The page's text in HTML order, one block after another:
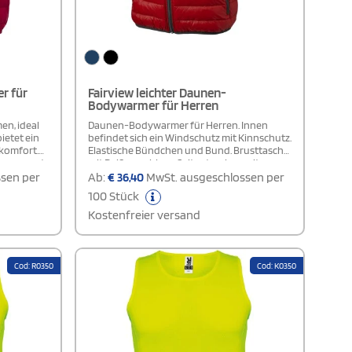
für
ideal
ein
sorgt
die
die
ab.
per
Fairview leichter Daunen-
Bodywarmer für Herren
Daunen-Bodywarmer für Herren. Innen
befindet sich ein Windschutz mit Kinnschutz.
Elastische Bündchen und Bund. Brusttasche
mit Reißverschluss. Seitentaschen mit
Reißverschluss. Reißverschluss mit
Kontrastband. Easy-Grip-Reißverschluss-
Puller (inkl. 2. Set in Anthrazit).
Aufhängeschlaufe. Transfer-Hauptlabel für
Ab:€36,40MwSt. ausgeschlossen per
100 Stück
Kostenfreier versand
Cod: R0350 Cod: K0350